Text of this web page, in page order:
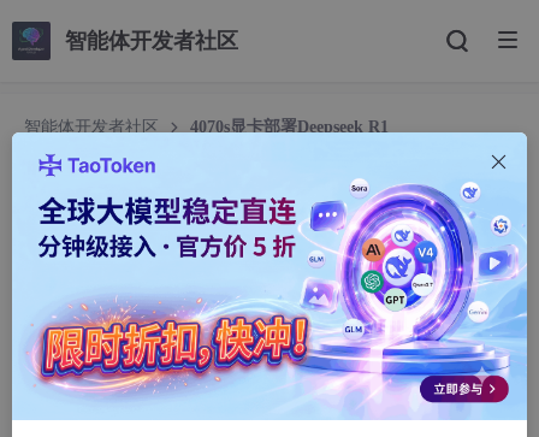
智能体开发者社区
智能体开发者社区 4070s显卡部署Deepseek R1
4070s显卡部署Deepseek R1
lindorx
15763人浏览 · 2025-01-25 21:38:34
电脑配置：
处理器：AMD 7950X
内存：32G